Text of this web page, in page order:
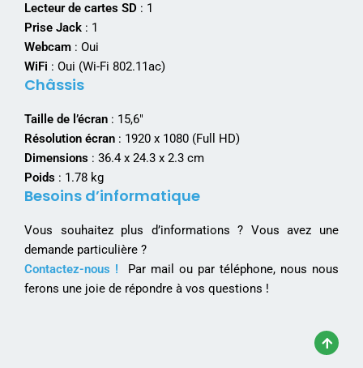
Lecteur de cartes SD : 1
Prise Jack : 1
Webcam : Oui
WiFi : Oui (Wi-Fi 802.11ac)
Châssis
Taille de l’écran : 15,6″
Résolution écran : 1920 x 1080 (Full HD)
Dimensions : 36.4 x 24.3 x 2.3 cm
Poids : 1.78 kg
Besoins d’informatique
Vous souhaitez plus d’informations ? Vous avez une
demande particulière ?
Contactez-nous !
Par mail ou par téléphone, nous nous
ferons une joie de répondre à vos questions !